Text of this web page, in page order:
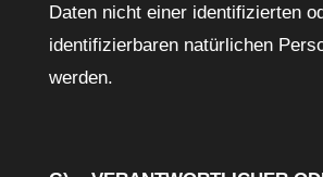
Daten nicht einer identifizierten
identifizierbaren natürlichen
werden.